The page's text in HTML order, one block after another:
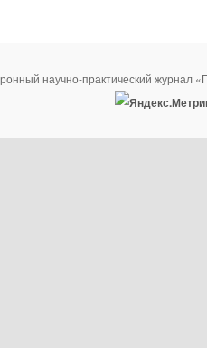
научно-практический журнал